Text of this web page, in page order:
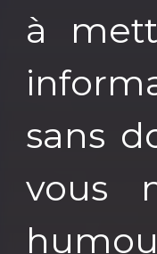
à
sans
vous